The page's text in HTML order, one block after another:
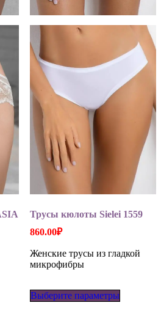
Трусы кюлоты Sielei 1559
860.00₽
Женские трусы из гладкой
микрофибры
Выберите параметры